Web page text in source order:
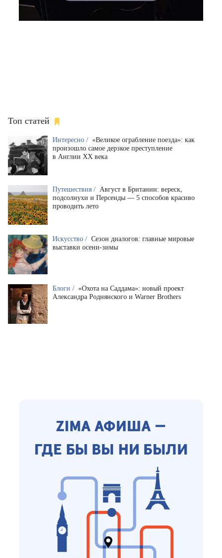
Топ статей
Интересно / «Великое ограбление поезда»: как
произошло самое дерзкое преступление
в Англии XX века
Путешествия / Август в Британии: вереск,
подсолнухи и Персеиды — 5 способов красиво
проводить лето
Искусство / Сезон диалогов: главные мировые
выставки осени-зимы
Блоги / «Охота на Саддама»: новый проект
Александра Роднянского и Warner Brothers